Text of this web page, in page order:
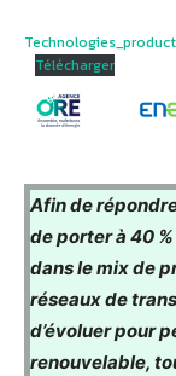
Télécharger
Afin de
de porter à 40
dans le mix de
réseaux de
d’évoluer pour
renouvelable,